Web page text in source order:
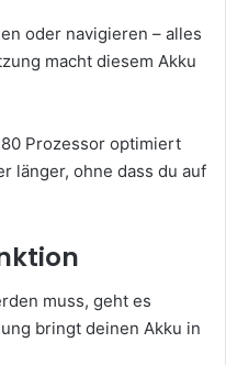
oder navigieren – alles
macht diesem Akku
Prozessor optimiert
länger, ohne dass du auf
muss, geht es
bringt deinen Akku in